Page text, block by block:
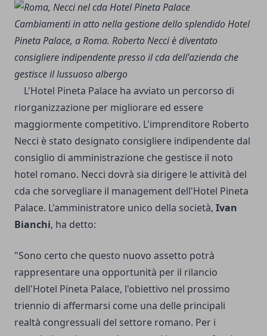
Cambiamenti in atto nella gestione dello splendido Hotel
Pineta Palace, a Roma. Roberto Necci è diventato
consigliere indipendente presso il cda dell'azienda che
gestisce il lussuoso albergo
L'Hotel Pineta Palace ha avviato un percorso di
riorganizzazione per migliorare ed essere
maggiormente competitivo. L'imprenditore Roberto
Necci è stato designato consigliere indipendente dal
consiglio di amministrazione che gestisce il noto
hotel romano. Necci dovrà sia dirigere le attività del
cda che sorvegliare il management dell'Hotel Pineta
Palace. L'amministratore unico della società, Ivan
Bianchi, ha detto:
"Sono certo che questo nuovo assetto potrà
rappresentare una opportunità per il rilancio
dell'Hotel Pineta Palace, l'obiettivo nel prossimo
triennio di affermarsi come una delle principali
realtà congressuali del settore romano. Per i